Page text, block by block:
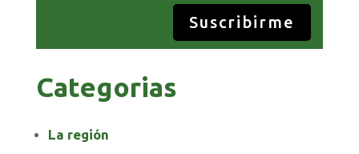
Suscribirme
Categorias
La región